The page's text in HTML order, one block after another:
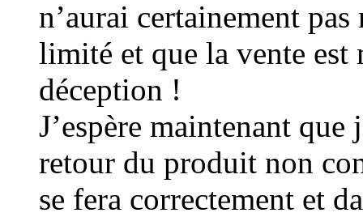
n’aurai certainement
limité et que la vente
déception !
J’espère maintenant
retour du produit non
se fera correctement et